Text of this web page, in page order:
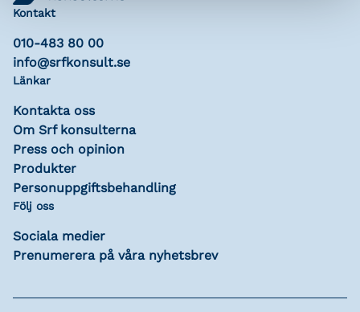
Kontakt
010-483 80 00
info@srfkonsult.se
Länkar
Kontakta oss
Om Srf konsulterna
Press och opinion
Produkter
Personuppgiftsbehandling
Följ oss
Sociala medier
Prenumerera på våra nyhetsbrev